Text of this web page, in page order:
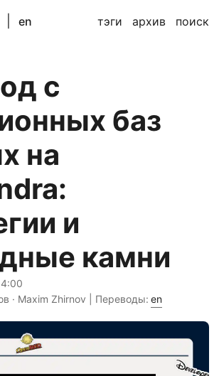
en тэги архив поиск
с
баз
на
и
камни
· Maxim Zhirnov | Переводы: en